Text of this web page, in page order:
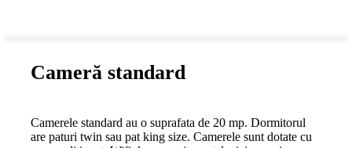
Cameră standard
Camerele standard au o suprafata de 20 mp. Dormitorul
are paturi twin sau pat king size. Camerele sunt dotate cu